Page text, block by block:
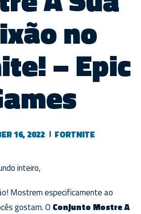
no
– Epic
16, 2022 FORTNITE
inteiro,
Mostrem especificamente ao
gostam. O Conjunto Mostre A